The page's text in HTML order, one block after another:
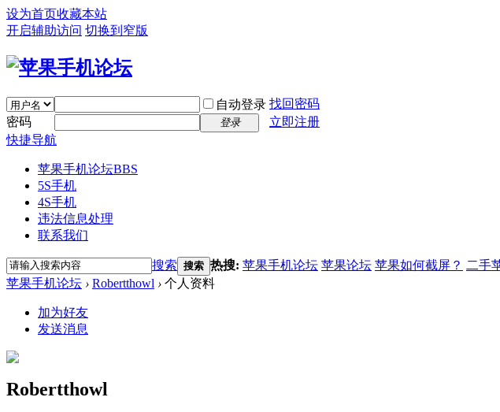
设为首页收藏本站
开启辅助访问 切换到窄版
自动登录 找回密码
密码
登录
立即注册
快捷导航
苹果手机论坛BBS
5S手机
4S手机
违法信息处理
联系我们
搜索 搜索 热搜: 苹果手机论坛 苹果论坛 苹果如何截屏？ 二手
苹果手机论坛 › Robertthowl › 个人资料
加为好友
发送消息
Robertthowl